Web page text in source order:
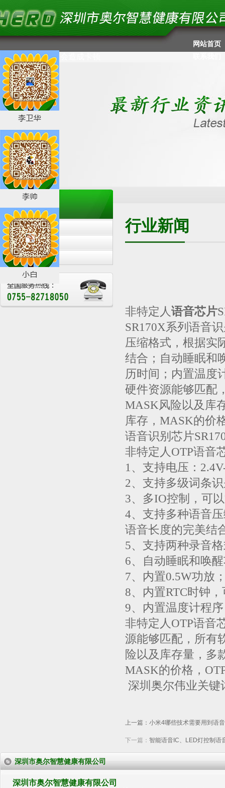
网站首页
//失效没有用了，会造成卡顿
新闻中心
News
公司新闻
行业新闻
展会活动
行业新闻
非特定人语音芯片
SR170X系列语音
压缩格式，根据实
结合；自动睡眠和
历时间；内置温度
硬件资源能够匹配
MASK风险以及库
库存，MASK的价
语音识别芯片
非特定人OTP语音
1、支持电压：
2、支持多级词条
3、多IO控制，可
4、支持多种语音
语音长度的完美结
5、支持两种录音
6、自动睡眠和唤
7、内置0.5W功放
8、内置RTC时钟
9、内置温度计程
非特定人OTP语音
源能够匹配，所有
险以及库存量，多
MASK的价格，
深圳奥尔伟业关键
上一篇： 小米4哪些技术需要用到语
下一篇： 智能语音IC、LED灯控制语
深圳市奥尔智慧健康有限公司
深圳市奥尔智慧健康有限公司